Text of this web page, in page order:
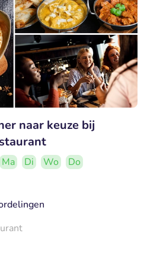
naar keuze bij
Ma Di Wo
Do